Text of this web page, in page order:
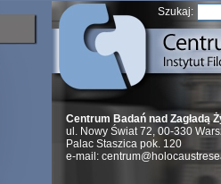
Szukaj:
Centrum Badań nad Zagładą
ul. Nowy Świat 72, 00-330
Palac Staszica pok. 120
e-mail: